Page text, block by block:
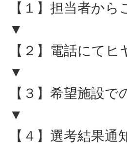
【１】担当者か
▼
【２】電話にて
▼
【３】希望施設で
▼
【４】選考結果通